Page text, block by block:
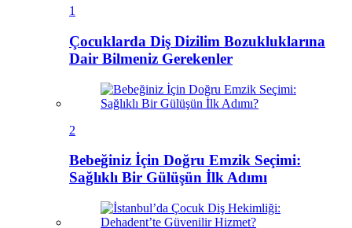
1
Çocuklarda Diş Dizilim Bozukluklarına
Dair Bilmeniz Gerekenler
2
Bebeğiniz İçin Doğru Emzik Seçimi:
Sağlıklı Bir Gülüşün İlk Adımı